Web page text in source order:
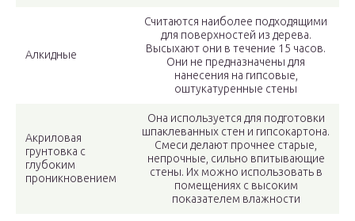
Алкидные
Считаются наиболее подходящими
для поверхностей из дерева.
Высыхают они в течение 15 часов.
Они не предназначены для
нанесения на гипсовые,
оштукатуренные стены
Акриловая
грунтовка с
глубоким
проникновением
Она используется для подготовки
шпаклеванных стен и гипсокартона.
Смеси делают прочнее старые,
непрочные, сильно впитывающие
стены. Их можно использовать в
помещениях с высоким
показателем влажности